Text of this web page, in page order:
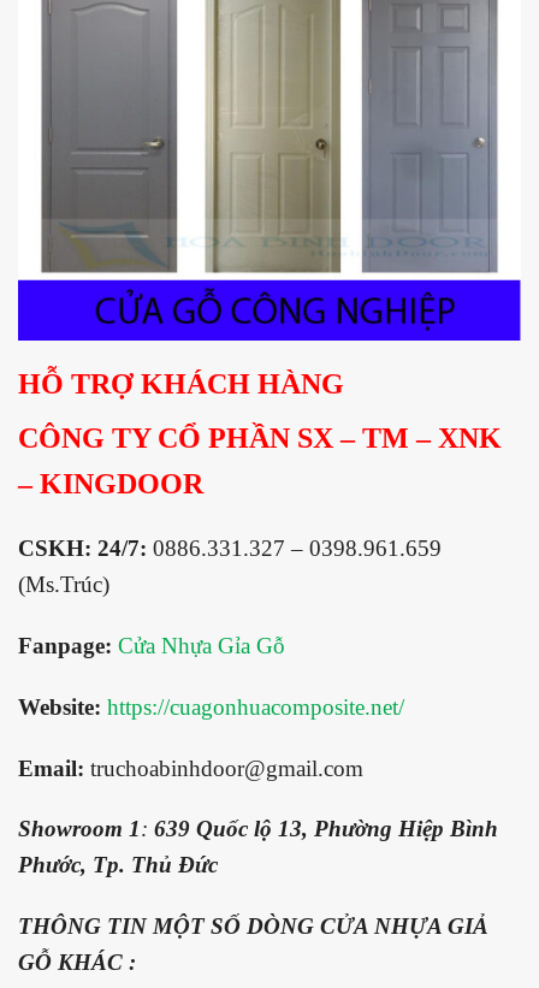
HỖ TRỢ KHÁCH HÀNG
CÔNG TY CỔ PHẦN SX – TM – XNK
– KINGDOOR
CSKH: 24/7: 0886.331.327 – 0398.961.659
(Ms.Trúc)
Fanpage: Cửa Nhựa Gỉa Gỗ
Website: https://cuagonhuacomposite.net/
Email: truchoabinhdoor@gmail.com
Showroom 1: 639 Quốc lộ 13, Phường Hiệp Bình
Phước, Tp. Thủ Đức
THÔNG TIN MỘT SỐ DÒNG CỬA NHỰA GIẢ
GỖ KHÁC :